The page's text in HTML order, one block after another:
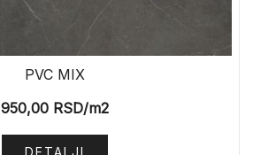
PVC MIX
950,00 RSD/m2